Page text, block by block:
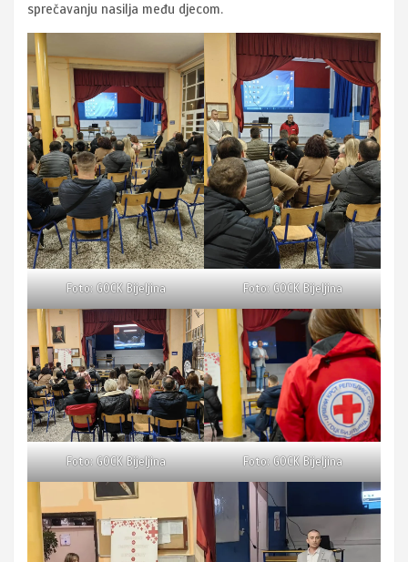
sprečavanju nasilja među djecom.
Foto: GOCK Bijeljina Foto: GOCK Bijeljina
Foto: GOCK Bijeljina Foto: GOCK Bijeljina